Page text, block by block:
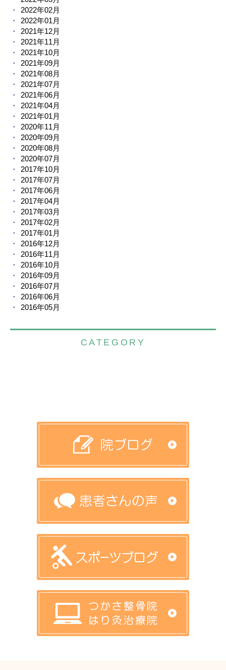
2022年02月
2022年01月
2021年12月
2021年11月
2021年10月
2021年09月
2021年08月
2021年07月
2021年06月
2021年04月
2021年01月
2020年11月
2020年09月
2020年08月
2020年07月
2017年10月
2017年07月
2017年06月
2017年04月
2017年03月
2017年02月
2017年01月
2016年12月
2016年11月
2016年10月
2016年09月
2016年07月
2016年06月
2016年05月
CATEGORY